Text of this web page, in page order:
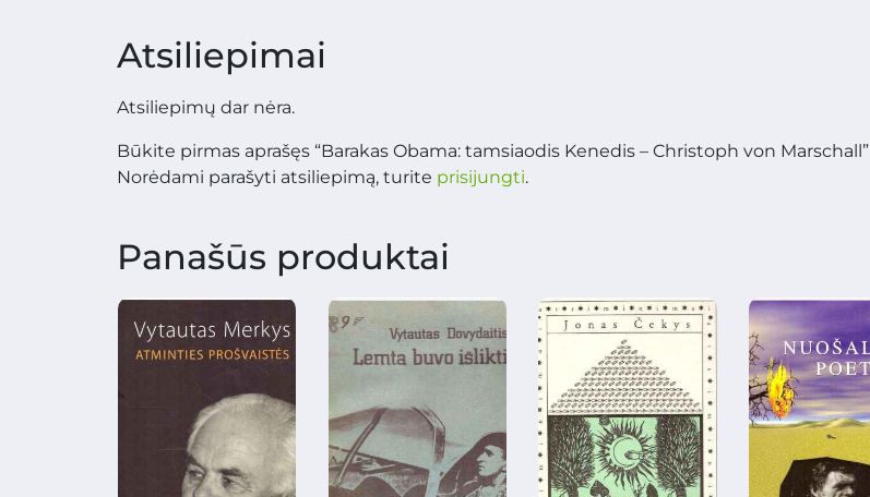
Atsiliepimai
Atsiliepimų dar nėra.
Būkite pirmas aprašęs “Barakas Obama: tamsiaodis Kenedis – Christoph von Marschall”
Norėdami parašyti atsiliepimą, turite prisijungti.
Panašūs produktai